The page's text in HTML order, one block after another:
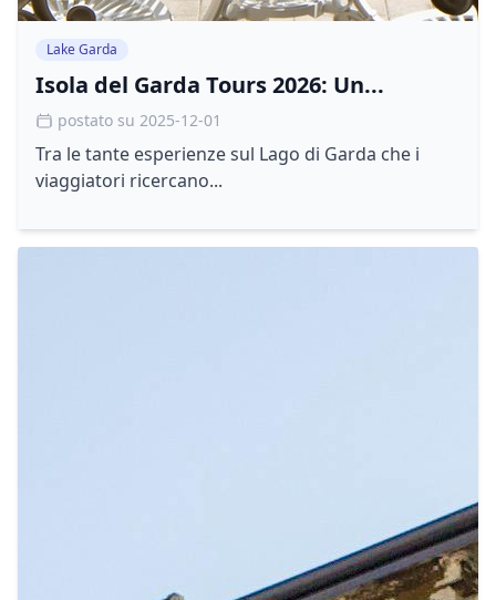
Lake Garda
Isola del Garda Tours 2026: Un...
postato su 2025-12-01
Tra le tante esperienze sul Lago di Garda che i
viaggiatori ricercano...